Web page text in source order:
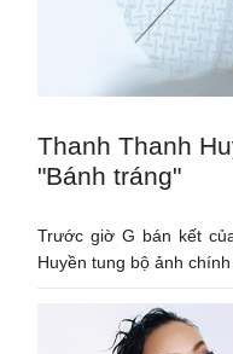
Thanh Thanh
"Bánh tráng"
Trước giờ G bán kết
Huyền tung bộ ảnh